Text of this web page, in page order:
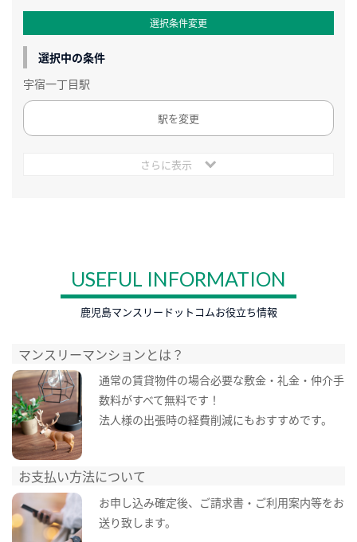
選択条件変更
選択中の条件
宇宿一丁目駅
駅を変更
さらに表示
USEFUL INFORMATION
鹿児島マンスリードットコムお役立ち情報
マンスリーマンションとは？
通常の賃貸物件の場合必要な敷金・礼金・仲介手
数料がすべて無料です！
法人様の出張時の経費削減にもおすすめです。
お支払い方法について
お申し込み確定後、ご請求書・ご利用案内等をお
送り致します。